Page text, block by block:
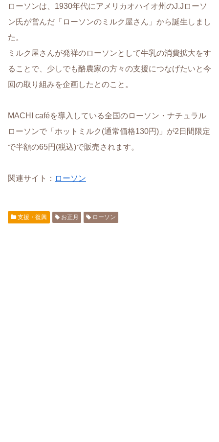
ローソンは、1930年代にアメリカオハイオ州のJ.Jローソ
ン氏が営んだ「ローソンのミルク屋さん」から誕生しまし
た。
ミルク屋さんが発祥のローソンとして牛乳の消費拡大をす
ることで、少しでも酪農家の方々の支援につなげたいと今
回の取り組みを企画したとのこと。
MACHI caféを導入している全国のローソン・ナチュラル
ローソンで「ホットミルク(通常価格130円)」が2日間限定
で半額の65円(税込)で販売されます。
関連サイト： ローソン
支援・復興 お正月 ローソン